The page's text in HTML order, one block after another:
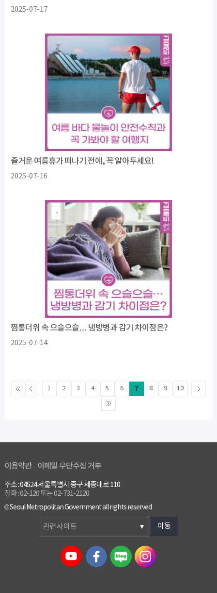
2025-07-17
즐거운 여름휴가 떠나기 전에, 꼭 알아두세요!
2025-07-16
찜통더위 속 으슬으슬… 냉방병과 감기 차이점은?
2025-07-14
1 2 3 4 5 6 7 8 9 10
이용약관 이메일 무단수집 거부
주소 : 04524 서울특별시 중구 세종대로 110
전화 : 02-120 또는 02-731-2120
© Seoul Metropolitan Government all rights reserved
관련사이트 이동